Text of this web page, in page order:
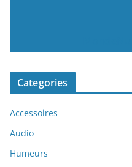
Categories
Accessoires
Audio
Humeurs